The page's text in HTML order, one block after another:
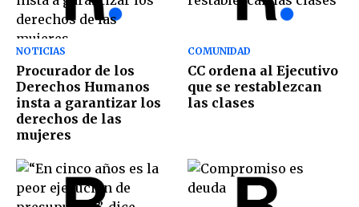
NOTICIAS
Procurador de los
Derechos Humanos
insta a garantizar los
derechos de las
mujeres
COMUNIDAD
CC ordena al Ejecutivo
que se restablezcan
las clases